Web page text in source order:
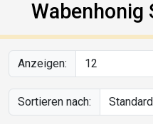
Wabenhonig
Anzeigen:
Sortieren nach: